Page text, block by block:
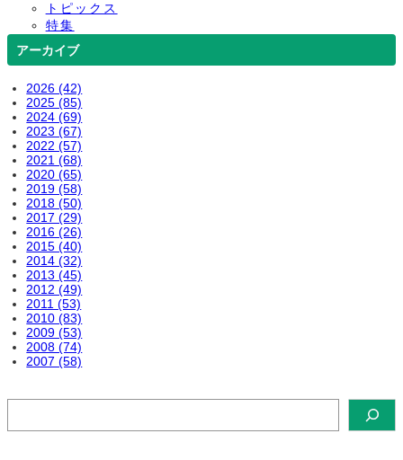
トピックス
特集
アーカイブ
2026 (42)
2025 (85)
2024 (69)
2023 (67)
2022 (57)
2021 (68)
2020 (65)
2019 (58)
2018 (50)
2017 (29)
2016 (26)
2015 (40)
2014 (32)
2013 (45)
2012 (49)
2011 (53)
2010 (83)
2009 (53)
2008 (74)
2007 (58)